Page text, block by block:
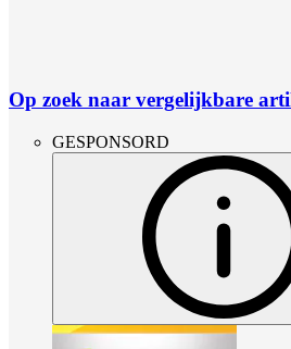
Op zoek naar vergelijkbare
GESPONSORD